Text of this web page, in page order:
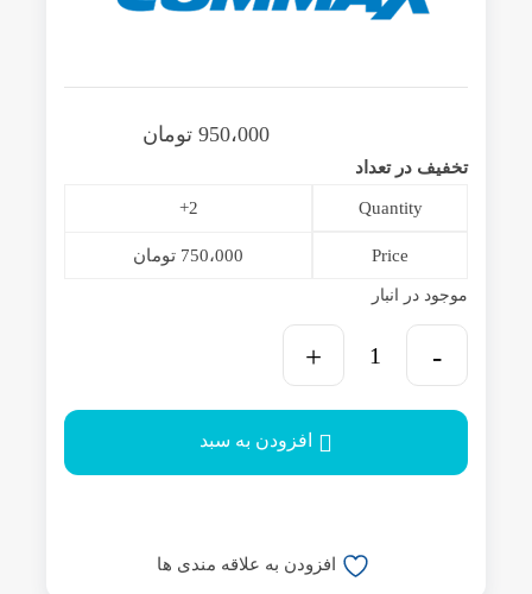
950،000 تومان
تخفیف در تعداد
Quantity
2+
Price 750،000 تومان
موجود در انبار
افزودن به سبد
افزودن به علاقه مندی ها